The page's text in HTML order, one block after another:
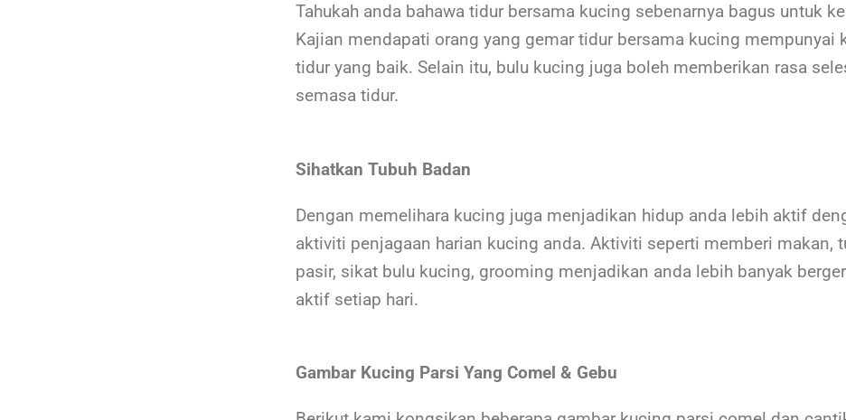
Tahukah anda bahawa tidur bersama kucing sebenarnya bagus untuk
Kajian mendapati orang yang gemar tidur bersama kucing mempunyai
tidur yang baik. Selain itu, bulu kucing juga boleh memberikan rasa
semasa tidur.
Sihatkan Tubuh Badan
Dengan memelihara kucing juga menjadikan hidup anda lebih aktif
aktiviti penjagaan harian kucing anda. Aktiviti seperti memberi makan,
pasir, sikat bulu kucing, grooming menjadikan anda lebih banyak
aktif setiap hari.
Gambar Kucing Parsi Yang Comel & Gebu